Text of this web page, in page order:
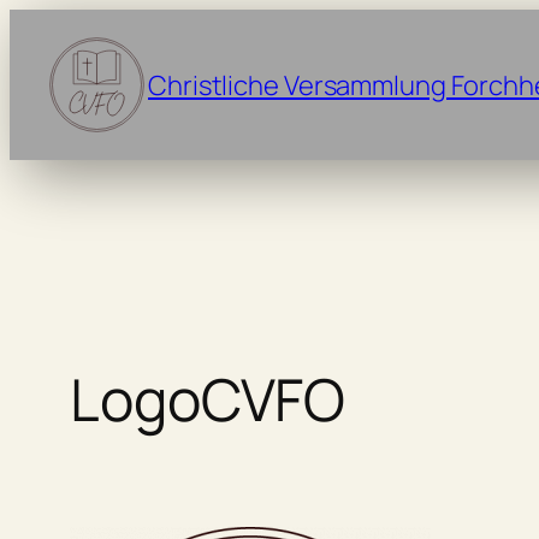
Inhalt
springen
Christliche Versammlung
LogoCVFO